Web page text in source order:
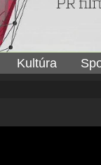
Kultúra